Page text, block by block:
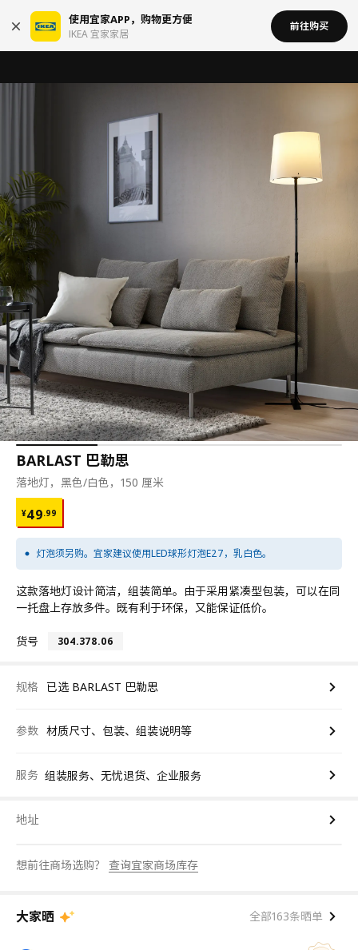
使用宜家APP，购物更方便
IKEA 宜家家居
前往购买
BARLAST 巴勒思
落地灯，黑色/白色，150 厘米
¥49.99
¥ 49.99
灯泡须另购。宜家建议使用LED球形灯泡E27，乳白色。
这款落地灯设计简洁，组装简单。由于采用紧凑型包装，可以在同
一托盘上存放多件。既有利于环保，又能保证低价。
货号 304.378.06
规格 已选 BARLAST 巴勒思
参数 材质尺寸、包装、组装说明等
服务 组装服务、无忧退货、企业服务
地址
想前往商场选购？ 查询宜家商场库存
大家晒 全部163条晒单